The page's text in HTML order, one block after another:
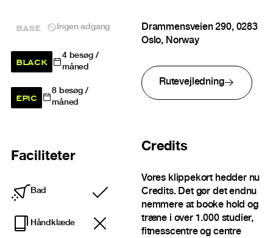
BASE Ingen adgang
BLACK 4besøg /
måned
EPIC 8besøg /
måned
Faciliteter
Bad
Inkluderet
Håndklæde
Drammensveien 290, 0283
Oslo, Norway
Rutevejledning
Credits
Vores klippekort hedder nu
Credits. Det gør det endnu
nemmere at booke hold og
træne i over 1.000 studier,
fitnesscentre og centre